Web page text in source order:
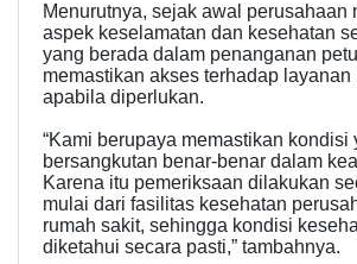
Menurutnya, sejak awal perusahaan
aspek keselamatan dan kesehatan
yang berada dalam penanganan
memastikan akses terhadap layanan
apabila diperlukan.
“Kami berupaya memastikan kondisi
bersangkutan benar-benar dalam
Karena itu pemeriksaan dilakukan
mulai dari fasilitas kesehatan
rumah sakit, sehingga kondisi
diketahui secara pasti,” tambahnya.